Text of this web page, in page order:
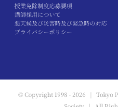
授業免除制度応募要項
講師採用について
悪天候及び災害時及び緊急時の対応
プライバシーポリシー
© Copyright 1998 - 2026 | Tokyo